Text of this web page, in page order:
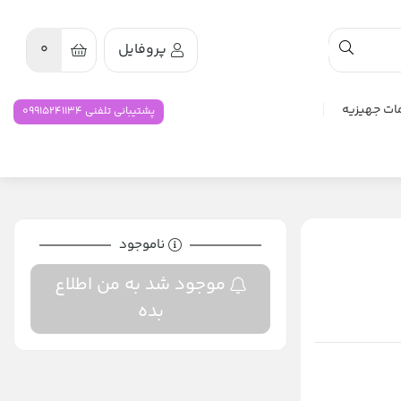
پروفایل 0
جهیزیه پشتیبانی تلفنی 09915241134
ناموجود
موجود شد به من اطلاع
بده